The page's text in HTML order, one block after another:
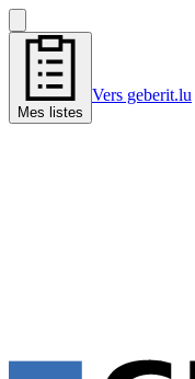
Mes listes
Vers geberit.lu